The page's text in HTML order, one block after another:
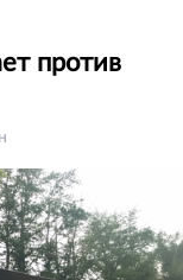
против